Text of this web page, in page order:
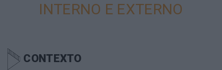
INTERNO E EXTERNO
CONTEXTO